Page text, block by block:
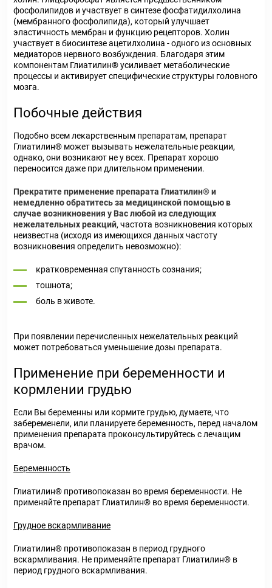
фосфолипидов и участвует в синтезе фосфатидилхолина
(мембранного фосфолипида), который улучшает
эластичность мембран и функцию рецепторов. Холин
участвует в биосинтезе ацетилхолина - одного из основных
медиаторов нервного возбуждения. Благодаря этим
компонентам Глиатилин® усиливает метаболические
процессы и активирует специфические структуры головного
мозга.
Побочные действия
Подобно всем лекарственным препаратам, препарат
Глиатилин® может вызывать нежелательные реакции,
однако, они возникают не у всех. Препарат хорошо
переносится даже при длительном применении.
Прекратите применение препарата Глиатилин® и
немедленно обратитесь за медицинской помощью в
случае возникновения у Вас любой из следующих
нежелательных реакций, частота возникновения которых
неизвестна (исходя из имеющихся данных частоту
возникновения определить невозможно):
кратковременная спутанность сознания;
тошнота;
боль в животе.
При появлении перечисленных нежелательных реакций
может потребоваться уменьшение дозы препарата.
Применение при беременности и
кормлении грудью
Если Вы беременны или кормите грудью, думаете, что
забеременели, или планируете беременность, перед началом
применения препарата проконсультируйтесь с лечащим
врачом.
Беременность
Глиатилин® противопоказан во время беременности. Не
применяйте препарат Глиатилин® во время беременности.
Грудное вскармливание
Глиатилин® противопоказан в период грудного
вскармливания. Не применяйте препарат Глиатилин® в
период грудного вскармливания.